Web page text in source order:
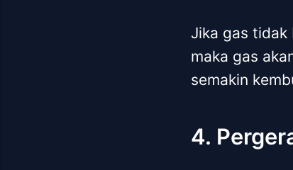
Jika gas tidak
maka gas
semakin
4.